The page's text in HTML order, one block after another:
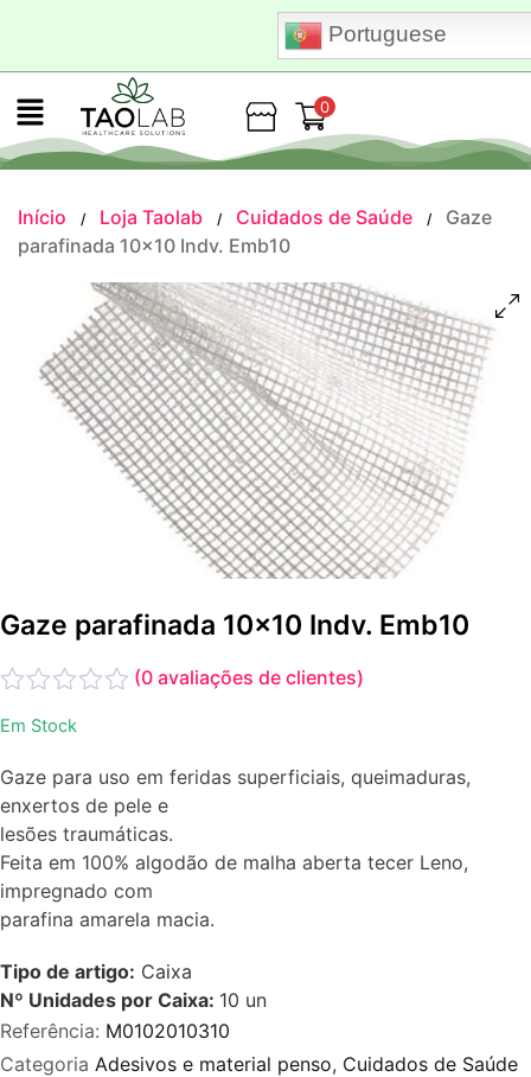
Portuguese
Loja
0
Início / Loja Taolab / Cuidados de Saúde /
Gaze
parafinada 10×10 Indv. Emb10
Gaze parafinada 10x10 Indv. Emb10
0
5
(0 avaliações de clientes)
Em Stock
Gaze para uso em feridas superficiais, queimaduras,
enxertos de pele e
lesões traumáticas.
Feita em 100% algodão de malha aberta tecer Leno,
impregnado com
parafina amarela macia.
Tipo de artigo: Caixa
Nº Unidades por Caixa: 10 un
Referência: M0102010310
Categoria Adesivos e material penso, Cuidados de Saúde